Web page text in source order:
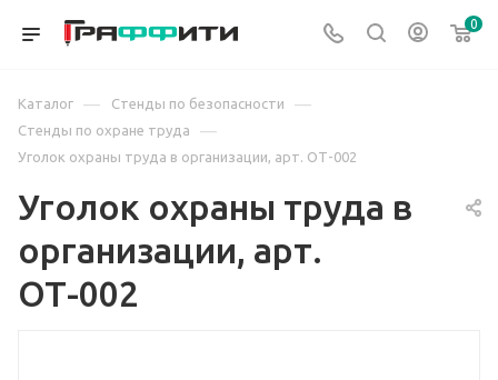
0
Каталог — Стенды по безопасности —
Стенды по охране труда —
Уголок охраны труда в организации, арт. ОТ-002
Уголок охраны труда в
организации, арт.
ОТ-002